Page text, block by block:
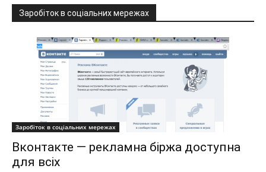
Заробіток в соціальних мережах
Заробіток в соціальних мережах
Вконтакте — рекламна біржа доступна
для всіх